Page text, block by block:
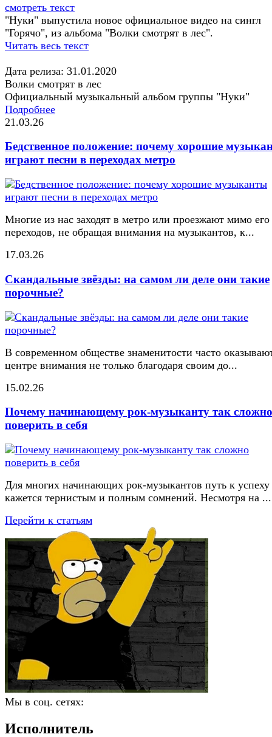
смотреть текст
"Нуки" выпустила новое официальное видео на сингл
"Горячо", из альбома "Волки смотрят в лес".
Читать весь текст
Дата релиза: 31.01.2020
Волки смотрят в лес
Официальный музыкальный альбом группы "Нуки"
Подробнее
21.03.26
Бедственное положение: почему хорошие
играют песни в переходах метро
Многие из нас заходят в метро или проезжают мимо его
переходов, не обращая внимания на музыкантов, к...
17.03.26
Скандальные звёзды: на самом ли деле они такие
порочные?
В современном обществе знаменитости часто
центре внимания не только благодаря своим до...
15.02.26
Почему начинающему рок-музыканту так сложно
поверить в себя
Для многих начинающих рок-музыкантов путь к успеху
кажется тернистым и полным сомнений. Несмотря на ...
Перейти к статьям
Мы в соц. сетях:
Исполнитель